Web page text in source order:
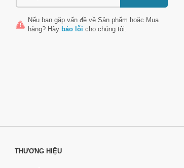
Nếu bạn gặp vấn đề về Sản phẩm hoặc Mua
hàng? Hãy báo lỗi cho chúng tôi.
THƯƠNG HIỆU